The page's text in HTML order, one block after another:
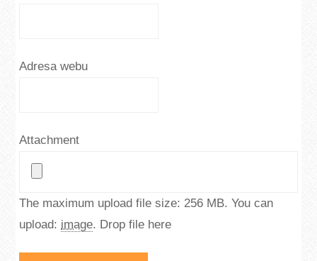
Adresa webu
Attachment
The maximum upload file size: 256 MB.You can
upload: image. Drop file here